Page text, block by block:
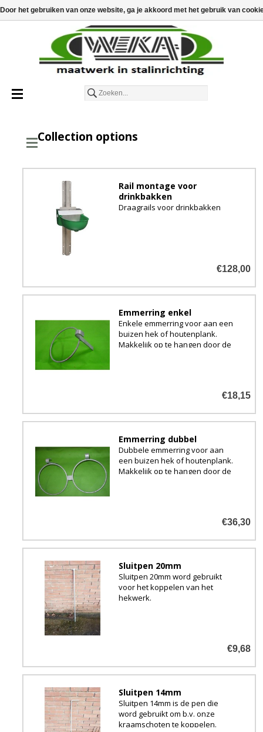
€0,00
€
Collection options
Rail montage voor
drinkbakken
Draagrails voor drinkbakken
€128,00
Emmerring enkel
Enkele emmerring voor aan een
buizen hek of houtenplank.
Makkelijk op te hangen door de
€18,15
Emmerring dubbel
Dubbele emmerring voor aan
een buizen hek of houtenplank.
Makkelijk op te hangen door de
€36,30
Sluitpen 20mm
Sluitpen 20mm word gebruikt
voor het koppelen van het
hekwerk.
€9,68
Sluitpen 14mm
Sluitpen 14mm is de pen die
word gebruikt om b.v. onze
kraamschoten te koppelen.
Door het gebruiken van onze website, ga je akkoord met het gebruik van